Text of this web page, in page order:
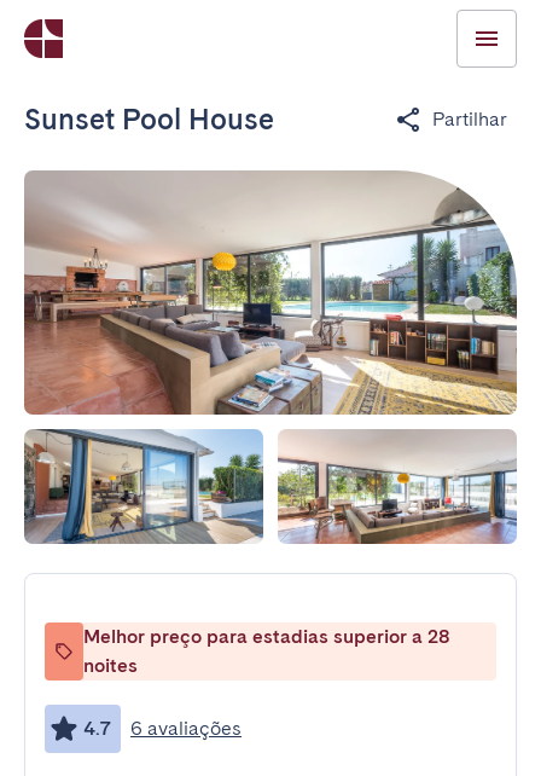
Sunset Pool House Partilhar
Melhor preço para estadias superior a 28
noites
4.7 6 avaliações